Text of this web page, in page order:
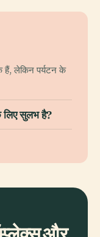
हैं, लेकिन पर्यटन के
लिए सुलभ है?